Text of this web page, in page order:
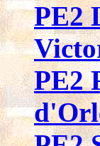
PE2
PE2